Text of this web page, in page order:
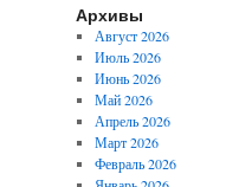
Архивы
Август 2026
Июль 2026
Июнь 2026
Май 2026
Апрель 2026
Март 2026
Февраль 2026